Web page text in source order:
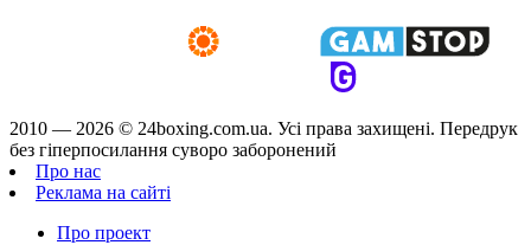
2010 — 2026 © 24boxing.com.ua. Усi права захищенi. Передрук
без гіперпосилання суворо заборонений
Про нас
Реклама на сайті
Про проект